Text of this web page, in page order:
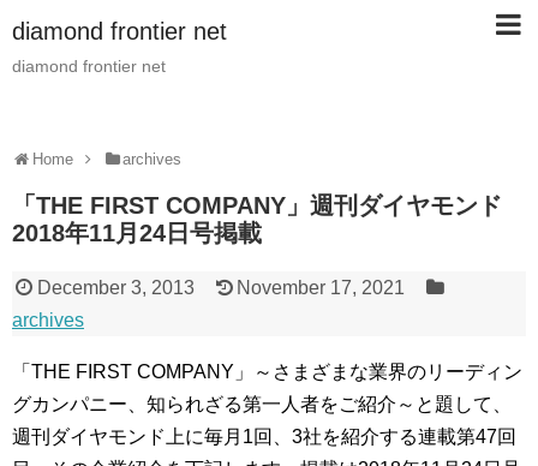
diamond frontier net
diamond frontier net
Home archives
「THE FIRST COMPANY」週刊ダイヤモンド
2018年11月24日号掲載
December 3, 2013
November 17, 2021
archives
「THE FIRST COMPANY」～さまざまな業界のリーディン
グカンパニー、知られざる第一人者をご紹介～と題して、
週刊ダイヤモンド上に毎月1回、3社を紹介する連載第47回